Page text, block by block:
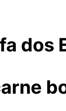
dos